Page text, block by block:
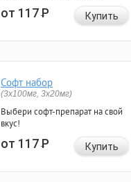
от 117Р Купить
Софт набор
(3x100мг, 3x20мг)
Выбери софт-препарат на свой
вкус!
от 117Р Купить